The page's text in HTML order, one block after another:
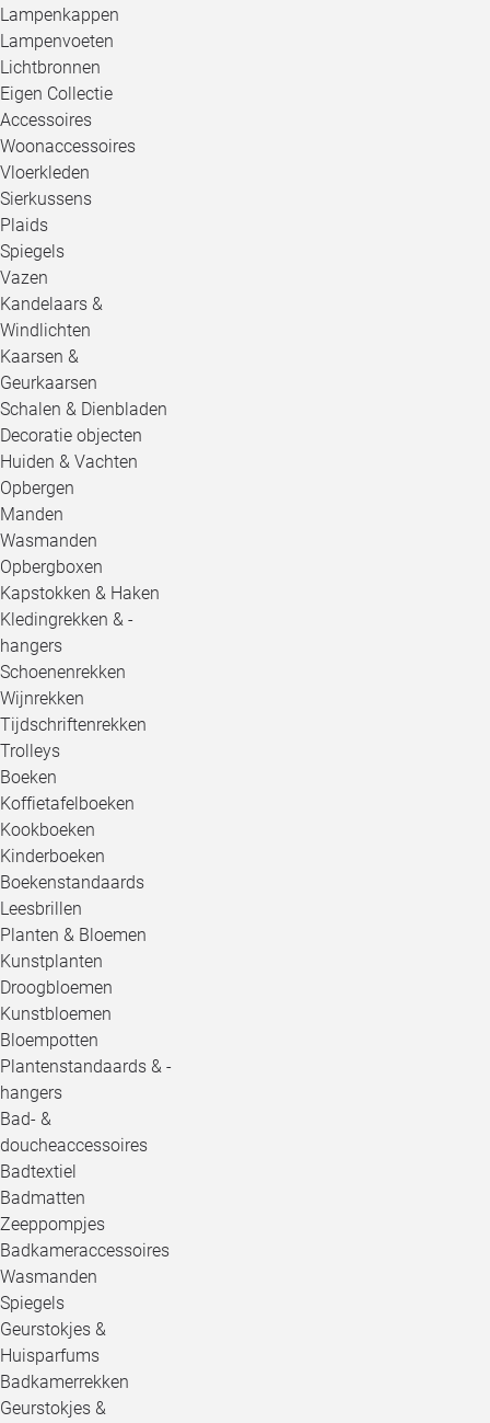
Lampenkappen
Lampenvoeten
Lichtbronnen
Eigen Collectie
Accessoires
Woonaccessoires
Vloerkleden
Sierkussens
Plaids
Spiegels
Vazen
Kandelaars &
Windlichten
Kaarsen &
Geurkaarsen
Schalen & Dienbladen
Decoratie objecten
Huiden & Vachten
Opbergen
Manden
Wasmanden
Opbergboxen
Kapstokken & Haken
Kledingrekken & -
hangers
Schoenenrekken
Wijnrekken
Tijdschriftenrekken
Trolleys
Boeken
Koffietafelboeken
Kookboeken
Kinderboeken
Boekenstandaards
Leesbrillen
Planten & Bloemen
Kunstplanten
Droogbloemen
Kunstbloemen
Bloempotten
Plantenstandaards & -
hangers
Bad- &
doucheaccessoires
Badtextiel
Badmatten
Zeeppompjes
Badkameraccessoires
Wasmanden
Spiegels
Geurstokjes &
Huisparfums
Badkamerrekken
Geurstokjes &